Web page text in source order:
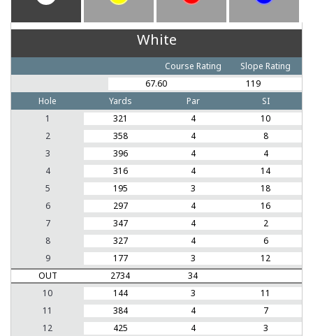
White
Course Rating
Slope Rating
67.60
119
Hole
Yards Par
SI
1
321 4
10
2
358 4
8
3
396 4
4
4
316 4
14
5
195 3
18
6
297 4
16
7
347 4
2
8
327 4
6
9
177 3
12
OUT
2734
34
10
144 3
11
11
384 4
7
12
425 4
3